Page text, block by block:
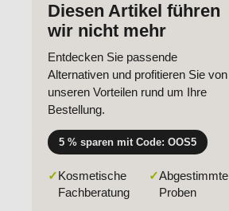
Diesen Artikel führen
wir nicht mehr
Entdecken Sie passende
Alternativen und profitieren Sie von
unseren Vorteilen rund um Ihre
Bestellung.
5 % sparen mit Code: OOS5
✓Kosmetische
Fachberatung
✓Abgestimmte
Proben